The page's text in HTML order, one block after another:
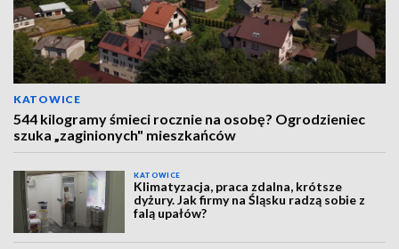
KATOWICE
544 kilogramy śmieci rocznie na osobę? Ogrodzieniec
szuka „zaginionych" mieszkańców
KATOWICE
Klimatyzacja, praca zdalna, krótsze
dyżury. Jak firmy na Śląsku radzą sobie z
falą upałów?